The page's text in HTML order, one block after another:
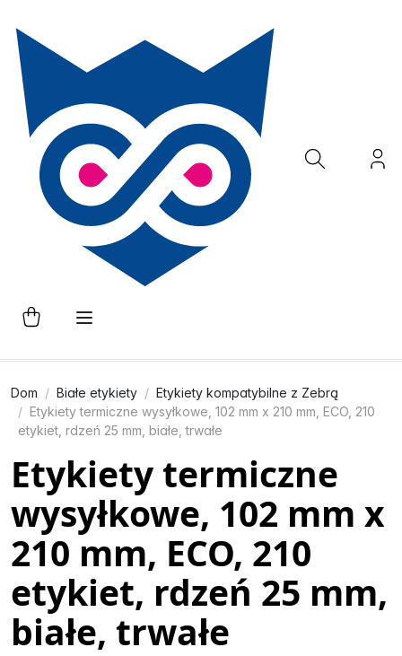
Dom Białe etykiety
Etykiety kompatybilne z Zebrą
Etykiety termiczne wysyłkowe, 102 mm x 210 mm, ECO, 210
etykiet, rdzeń 25 mm, białe, trwałe
Etykiety termiczne
wysyłkowe, 102 mm x
210 mm, ECO, 210
etykiet, rdzeń 25 mm,
białe, trwałe